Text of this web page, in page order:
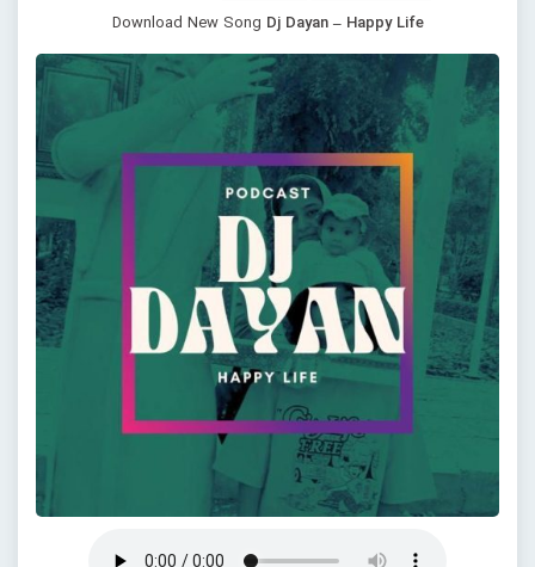
Download New Song Dj Dayan – Happy Life